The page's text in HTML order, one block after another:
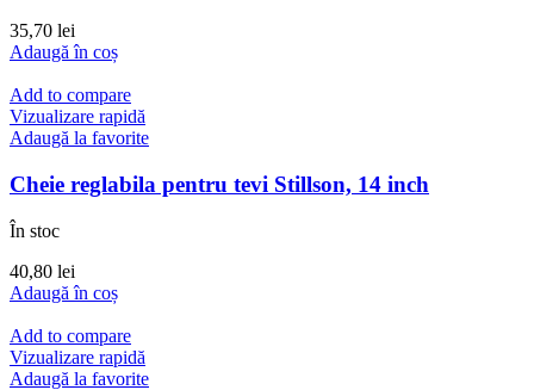
35,70 lei
Adaugă în coș
Add to compare
Vizualizare rapidă
Adaugă la favorite
Cheie reglabila pentru tevi Stillson, 14 inch
În stoc
40,80 lei
Adaugă în coș
Add to compare
Vizualizare rapidă
Adaugă la favorite